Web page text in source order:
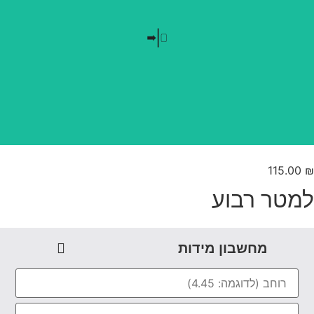
בלי חזרתיות
115.00
רבוע
מחשבון מידות